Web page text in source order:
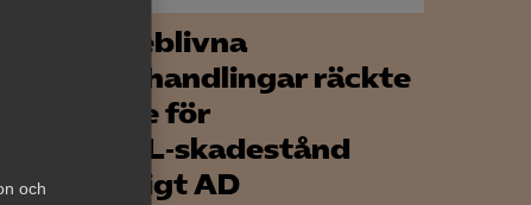
och
Uteblivna
förhandlingar räckte
inte för
MBL‑skadestånd
enligt AD